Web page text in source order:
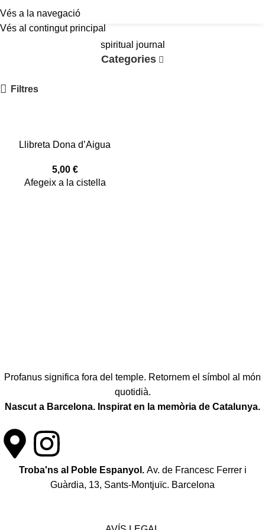
Vés a la navegació
Vés al contingut principal
spiritual journal
Categories
Filtres
Llibreta Dona d’Aigua
5,00 €
Afegeix a la cistella
Profanus significa fora del temple. Retornem el símbol al món
quotidià.
Nascut a Barcelona. Inspirat en la memòria de Catalunya.
Troba'ns al Poble Espanyol. Av. de Francesc Ferrer i
Guàrdia, 13, Sants-Montjuïc. Barcelona